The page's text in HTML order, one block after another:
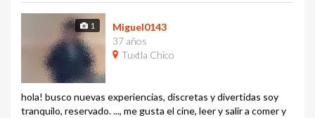
1
Miguel0143
37 años
Tuxtla Chico
hola! busco nuevas experiencias, discretas y divertidas soy
tranquilo, reservado. ..., me gusta el cine, leer y salir a comer y